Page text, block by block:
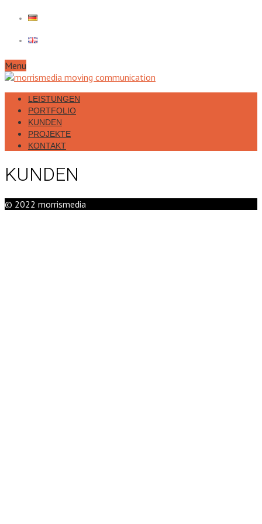
Menu
LEISTUNGEN
PORTFOLIO
KUNDEN
PROJEKTE
KONTAKT
KUNDEN
© 2022 morrismedia